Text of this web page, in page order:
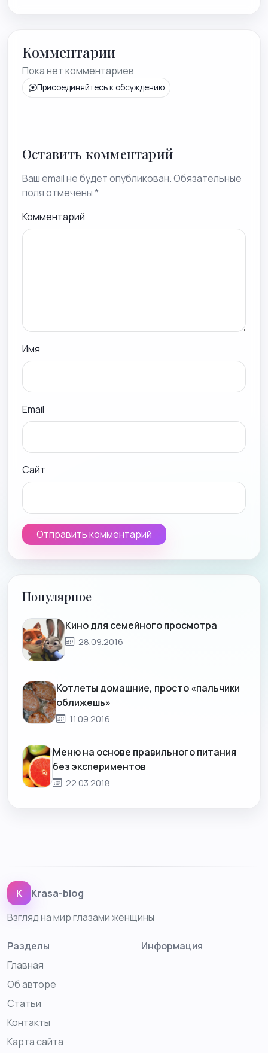
Комментарии
Пока нет комментариев
Присоединяйтесь к обсуждению
Оставить комментарий
Ваш email не будет опубликован. Обязательные
поля отмечены *
Комментарий
Имя
Email
Сайт
Популярное
Кино для семейного просмотра
28.09.2016
Котлеты домашние, просто «пальчики
оближешь»
11.09.2016
Меню на основе правильного питания
без экспериментов
22.03.2018
K
Krasa-blog
Взгляд на мир глазами женщины
Разделы
Главная
Об авторе
Статьи
Контакты
Карта сайта
Информация